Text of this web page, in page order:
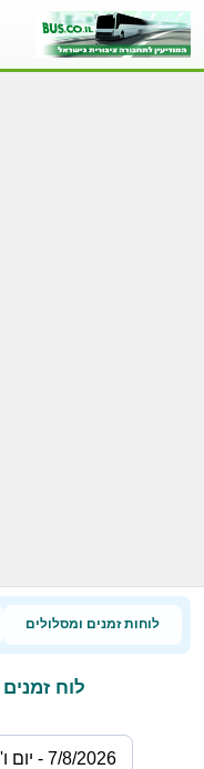
לוחות זמנים ומסלולים
לוח זמנים